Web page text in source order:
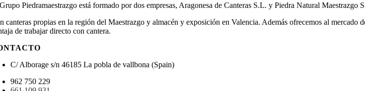
Piedramaestrazgo está formado por dos empresas, Aragonesa de Canteras S.L. y Piedra Natural Maestrazgo
canteras propias en la región del Maestrazgo y almacén y exposición en Valencia. Además ofrecemos al
de trabajar directo con cantera.
C/ Alborage s/n 46185 La pobla de vallbona (Spain)
962 750 229